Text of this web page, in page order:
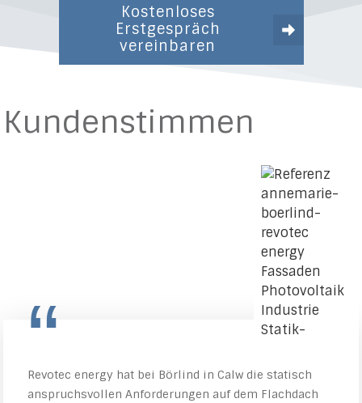
Kostenloses
Erstgespräch
vereinbaren
Kundenstimmen
“
Revotec energy hat bei Börlind in Calw die statisch
anspruchsvollen Anforderungen auf dem Flachdach